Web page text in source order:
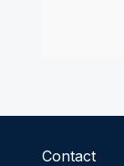
Contact